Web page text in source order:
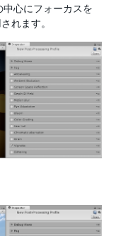
心にフォーカスを
れます。